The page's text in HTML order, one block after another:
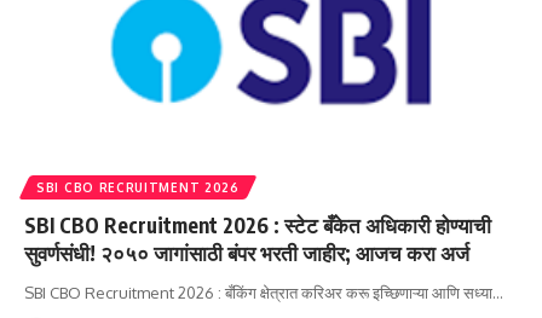
SBI CBO RECRUITMENT 2026
SBI CBO Recruitment 2026 : स्टेट बँकेत अधिकारी होण्याची
सुवर्णसंधी! २०५० जागांसाठी बंपर भरती जाहीर; आजच करा अर्ज
SBI CBO Recruitment 2026 : बँकिंग क्षेत्रात करिअर करू इच्छिणाऱ्या आणि सध्या…